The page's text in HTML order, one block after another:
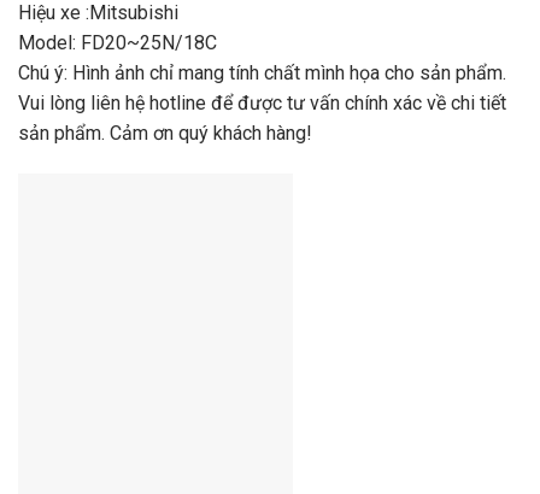
Hiệu xe :Mitsubishi
Model: FD20~25N/18C
Chú ý: Hình ảnh chỉ mang tính chất mình họa cho sản phẩm.
Vui lòng liên hệ hotline để được tư vấn chính xác về chi tiết
sản phẩm. Cảm ơn quý khách hàng!